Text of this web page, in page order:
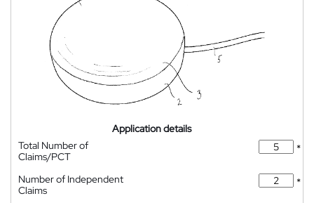
Application details
Total Number of
Claims/PCT
*
Number of Independent
Claims
*